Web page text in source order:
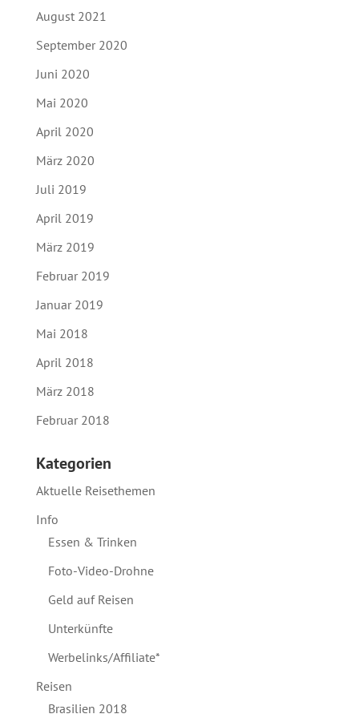
August 2021
September 2020
Juni 2020
Mai 2020
April 2020
März 2020
Juli 2019
April 2019
März 2019
Februar 2019
Januar 2019
Mai 2018
April 2018
März 2018
Februar 2018
Kategorien
Aktuelle Reisethemen
Info
Essen & Trinken
Foto-Video-Drohne
Geld auf Reisen
Unterkünfte
Werbelinks/Affiliate*
Reisen
Brasilien 2018